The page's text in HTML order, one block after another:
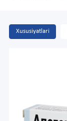
Xususiyatlari